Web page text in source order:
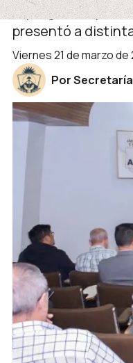
El programa que
presentó a
viernes 21 de marzo de
Por